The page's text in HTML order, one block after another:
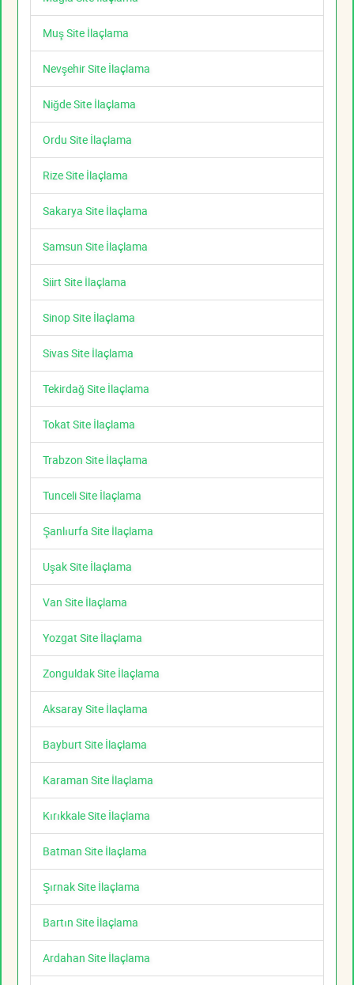
Muş Site İlaçlama
Nevşehir Site İlaçlama
Niğde Site İlaçlama
Ordu Site İlaçlama
Rize Site İlaçlama
Sakarya Site İlaçlama
Samsun Site İlaçlama
Siirt Site İlaçlama
Sinop Site İlaçlama
Sivas Site İlaçlama
Tekirdağ Site İlaçlama
Tokat Site İlaçlama
Trabzon Site İlaçlama
Tunceli Site İlaçlama
Şanlıurfa Site İlaçlama
Uşak Site İlaçlama
Van Site İlaçlama
Yozgat Site İlaçlama
Zonguldak Site İlaçlama
Aksaray Site İlaçlama
Bayburt Site İlaçlama
Karaman Site İlaçlama
Kırıkkale Site İlaçlama
Batman Site İlaçlama
Şırnak Site İlaçlama
Bartın Site İlaçlama
Ardahan Site İlaçlama